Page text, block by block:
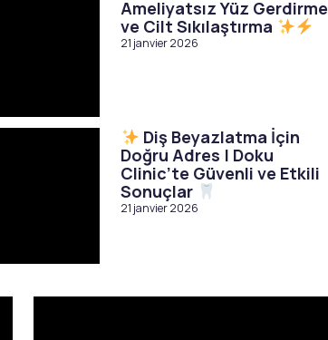
Ameliyatsız Yüz Gerdirme
ve Cilt Sıkılaştırma
21 janvier 2026
Diş Beyazlatma İçin
Doğru Adres | Doku
Clinic’te Güvenli ve Etkili
Sonuçlar
21 janvier 2026